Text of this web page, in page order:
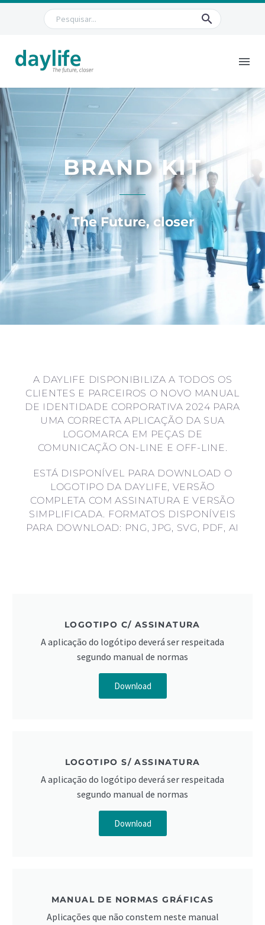
BRAND KIT
The Future, closer
A DAYLIFE DISPONIBILIZA A TODOS OS
CLIENTES E PARCEIROS O NOVO MANUAL
DE IDENTIDADE CORPORATIVA 2024 PARA
UMA CORRECTA APLICAÇÃO DA SUA
LOGOMARCA EM PEÇAS DE
COMUNICAÇÃO ON-LINE E OFF-LINE.
ESTÁ DISPONÍVEL PARA DOWNLOAD O
LOGOTIPO DA DAYLIFE, VERSÃO
COMPLETA COM ASSINATURA E VERSÃO
SIMPLIFICADA. FORMATOS DISPONÍVEIS
PARA DOWNLOAD: PNG, JPG, SVG, PDF, AI
LOGOTIPO C/ ASSINATURA
A aplicação do logótipo deverá ser respeitada
segundo manual de normas
Download
LOGOTIPO S/ ASSINATURA
A aplicação do logótipo deverá ser respeitada
segundo manual de normas
Download
MANUAL DE NORMAS GRÁFICAS
Aplicações que não constem neste manual